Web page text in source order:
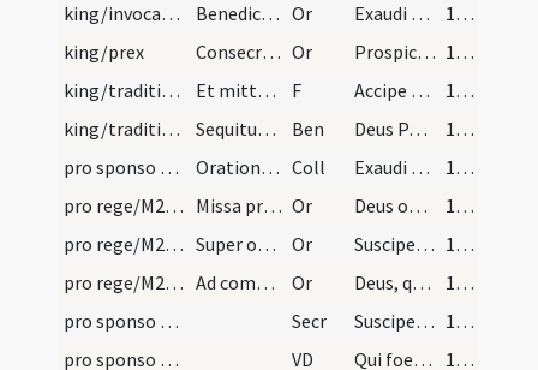
king/invocation
Benedictio ad ordinandum regem. Oratio Or Exaudi Domine preces nostras ... regnum custodiat. Per
106 (61)
king/prex
Consecratio Or Prospice omnipotens Deus ... habitare mereatur.
106 (61)
king/traditio instrumentorum
Et mittat pontifex coronam auream super caput eiu… F Accipe coronam a Domino Deo tibi ... Deo auxiliante derelinquas.
107
king/traditio instrumentorum
Sequitur oratio. Oremus. Ben Deus Pater aeternae gloriae sit adiutor ... conferat praemium. Per
107
pro sponso et sponsa/M2/Mass Propers
Orationes ad sponsas benedicendas Coll Exaudi nos ... ut quod nostro ministratur officio ... potius impleatur.
108 (93)
pro rege/M2/Mass Propers/mass/1
Missa pro regibus. Or Deus omnium regnorum et maxime francorum protector ... munere sint potens. Per
108 (93)
pro rege/M2/Mass Propers/mass/2
Super oblata Or Suscipe Domine preces et hostias ... serviat christiana libertas.
108 (93)
pro rege/M2/Mass Propers/mass/3
Ad complendum Or Deus, qui praedicando aeterni ... turbetur tempestate bellorum. Per
108 (93)
pro sponso et sponsa/M2/Mass Propers
Secr Suscipe quaesumus Domine pro sacra copulatione conubii munus ... esto dispositor.
109 (94)
pro sponso et sponsa/M2/Mass Propers
VD Qui foedara nuptiarum ... perducat augmentum.
109 (94)